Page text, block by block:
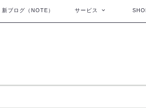
新ブログ（NOTE） サービス